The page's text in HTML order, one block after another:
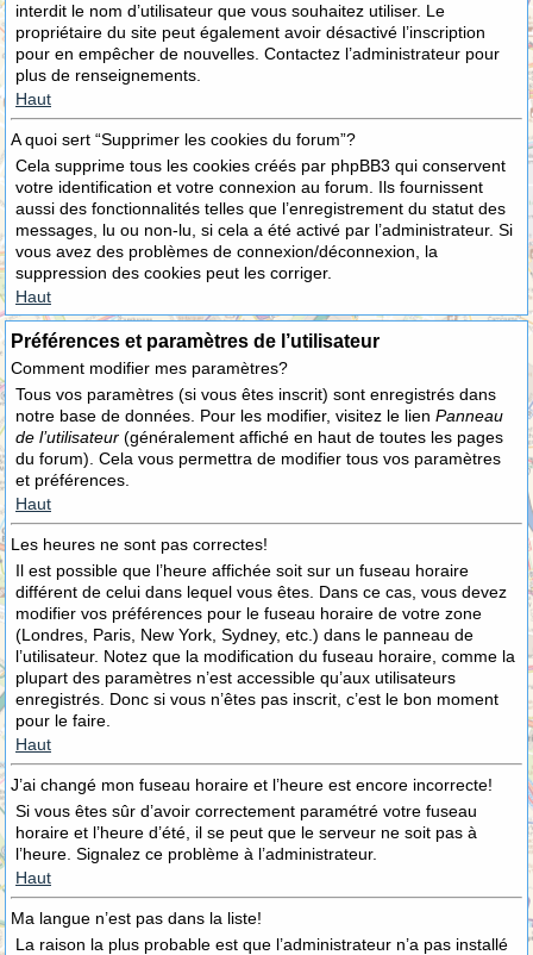
interdit le nom d’utilisateur que vous souhaitez utiliser. Le
propriétaire du site peut également avoir désactivé l’inscription
pour en empêcher de nouvelles. Contactez l’administrateur pour
plus de renseignements.
Haut
A quoi sert “Supprimer les cookies du forum”?
Cela supprime tous les cookies créés par phpBB3 qui conservent
votre identification et votre connexion au forum. Ils fournissent
aussi des fonctionnalités telles que l’enregistrement du statut des
messages, lu ou non-lu, si cela a été activé par l’administrateur. Si
vous avez des problèmes de connexion/déconnexion, la
suppression des cookies peut les corriger.
Haut
Préférences et paramètres de l’utilisateur
Comment modifier mes paramètres?
Tous vos paramètres (si vous êtes inscrit) sont enregistrés dans
notre base de données. Pour les modifier, visitez le lien Panneau
de l’utilisateur (généralement affiché en haut de toutes les pages
du forum). Cela vous permettra de modifier tous vos paramètres
et préférences.
Haut
Les heures ne sont pas correctes!
Il est possible que l’heure affichée soit sur un fuseau horaire
différent de celui dans lequel vous êtes. Dans ce cas, vous devez
modifier vos préférences pour le fuseau horaire de votre zone
(Londres, Paris, New York, Sydney, etc.) dans le panneau de
l’utilisateur. Notez que la modification du fuseau horaire, comme la
plupart des paramètres n’est accessible qu’aux utilisateurs
enregistrés. Donc si vous n’êtes pas inscrit, c’est le bon moment
pour le faire.
Haut
J’ai changé mon fuseau horaire et l’heure est encore incorrecte!
Si vous êtes sûr d’avoir correctement paramétré votre fuseau
horaire et l’heure d’été, il se peut que le serveur ne soit pas à
l’heure. Signalez ce problème à l’administrateur.
Haut
Ma langue n’est pas dans la liste!
La raison la plus probable est que l’administrateur n’a pas installé